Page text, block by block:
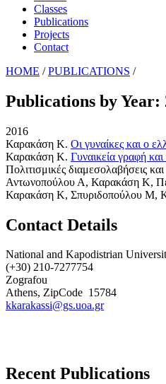
Classes
Publications
Projects
Contact
HOME / PUBLICATIONS /
Publications by Year:
2016
Καρακάση Κ. Οι γυναίκες και ο
Καρακάση Κ. Γυναικεία γραφή
Πολιτισμικές διαμεσολαβήσεις
Αντωνοπούλου Α, Καρακάση Κ,
Καρακάση Κ, Σπυριδοπούλου Μ,
Contact Details
National and Kapodistrian
(+30) 210-7277754
Zografou
Athens, ZipCode 15784
kkarakassi@gs.uoa.gr
Recent Publications